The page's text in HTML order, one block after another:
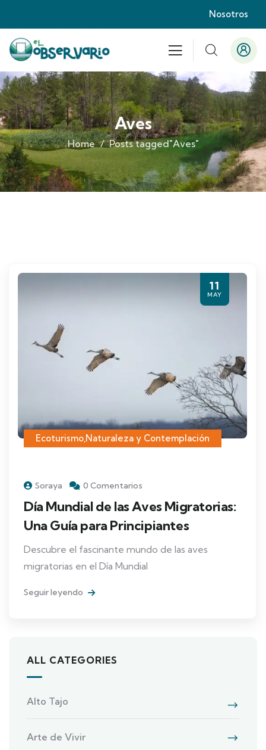
Nosotros
Aves
Home Posts tagged"Aves"
11
MAY
Ecoturismo,Naturaleza y Contemplación
Soraya 0 Comentarios
Día Mundial de las Aves Migratorias:
Una Guía para Principiantes
Descubre el fascinante mundo de las aves
migratorias en el Día Mundial
Seguir leyendo
ALL CATEGORIES
Alto Tajo
Arte de Vivir